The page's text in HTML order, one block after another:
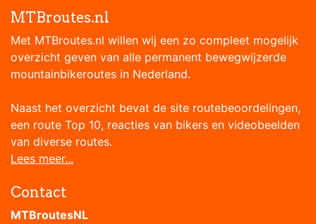
MTBroutes.nl
Met MTBroutes.nl willen wij een zo compleet mogelijk
overzicht geven van alle permanent bewegwijzerde
mountainbikeroutes in Nederland.
Naast het overzicht bevat de site routebeoordelingen,
een route Top 10, reacties van bikers en videobeelden
van diverse routes.
Lees meer...
Contact
MTBroutesNL